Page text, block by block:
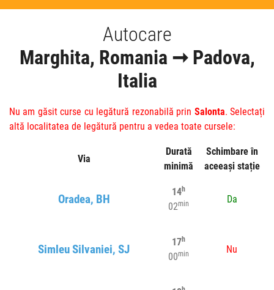
Autocare
Marghita, Romania ➞ Padova,
Italia
Nu am găsit curse cu legătură rezonabilă prin Salonta. Selectați
altă localitatea de legătură pentru a vedea toate cursele:
Via
Durată
minimă
Schimbare în
aceeași stație
Oradea, BH
14h
02min Da
Simleu Silvaniei, SJ
17h
00min Nu